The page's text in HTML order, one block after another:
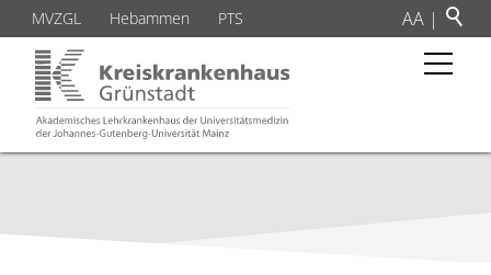
MVZGL Hebammen PTS AA |